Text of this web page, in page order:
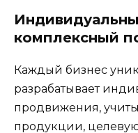
комплексный
Каждый бизнес
разрабатывает
продвижения,
продукции,